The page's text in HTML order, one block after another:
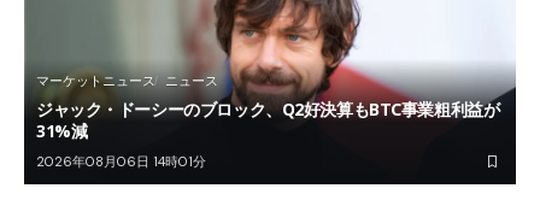
マーケットニュース ニュース
ジャック・ドーシーのブロック、Q2好決算もBTC事業粗利益が
31%減
2026年08月06日 14時01分